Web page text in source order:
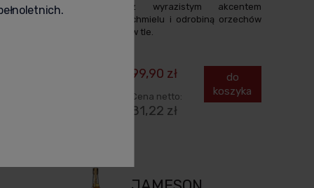
z wyrazistym akcentem
chmielu i odrobiną orzechów
w tle.
99,90 zł
Cena netto:
81,22 zł
do
koszyka